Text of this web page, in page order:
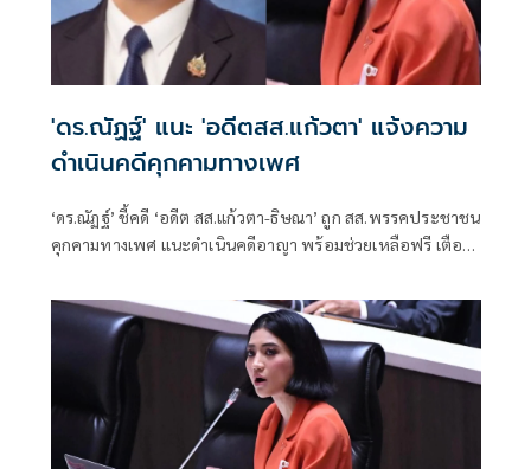
'ดร.ณัฏฐ์' แนะ 'อดีตสส.แก้วตา' แจ้งความ
ดำเนินคดีคุกคามทางเพศ
‘ดร.ณัฏฐ์’ ชี้คดี ‘อดีต สส.แก้วตา-ธิษณา’ ถูก สส.พรรคประชาชน
คุกคามทางเพศ แนะดำเนินคดีอาญา พร้อมช่วยเหลือฟรี เตือน